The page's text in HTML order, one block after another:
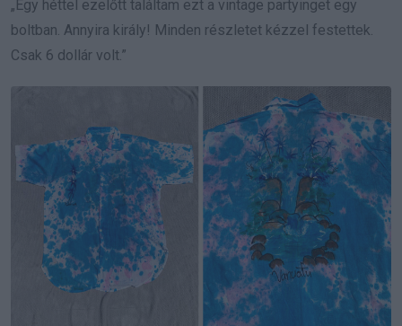
„Egy héttel ezelőtt találtam ezt a vintage partyinget egy
boltban. Annyira király! Minden részletet kézzel festettek.
Csak 6 dollár volt.”